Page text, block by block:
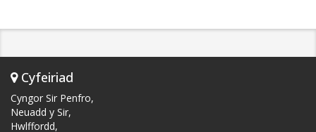
Cyfeiriad
Cyngor Sir Penfro,
Neuadd y Sir,
Hwlffordd,